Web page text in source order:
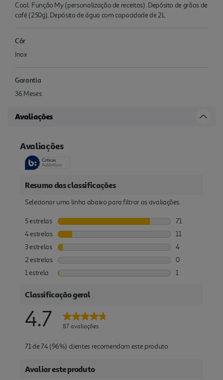
Cool. Função My (personalização de receitas). Depósito de grãos de
café (250g). Depósito de água com capacidade de 2L
Côr
Inox
Garantia
36 Meses
Avaliações